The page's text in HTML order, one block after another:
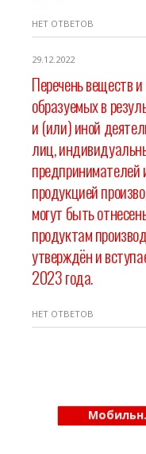
НЕТ ОТВЕТОВ
29.12.2022
Перечень веществ
образуемых в
и (или) иной
лиц,
продукцией
могут быть
продуктам
утверждён и
2023 года.
НЕТ ОТВЕТОВ
Мобильн.